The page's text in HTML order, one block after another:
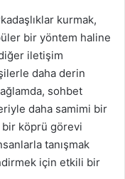
kurmak,
bir yöntem haline
iletişim
daha derin
sohbet
daha samimi bir
bir köprü görevi
tanışmak
için etkili bir